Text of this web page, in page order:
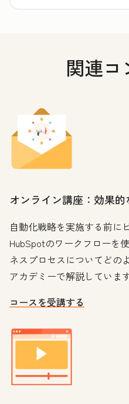
関連コ
オンライン講座：効果
自動化戦略を実施する前に
HubSpotのワークフローを
ネスプロセスについてどの
アカデミーで解説しています
コースを受講する